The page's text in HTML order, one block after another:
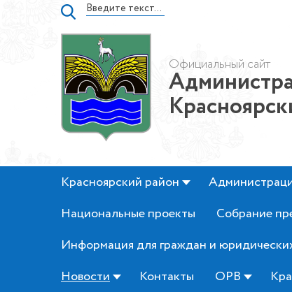
Официальный сайт
Красноярский район
Национальные проекты
Собрание
Информация для граждан и
Новости
Контакты ОРВ